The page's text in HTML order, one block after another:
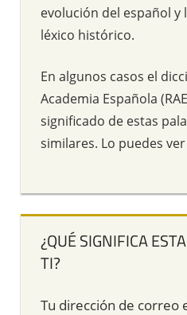
evolución del español y
léxico histórico.
En algunos casos el
Academia Española
significado de estas
similares. Lo puedes
¿QUÉ SIGNIFICA
TI?
Tu dirección de correo